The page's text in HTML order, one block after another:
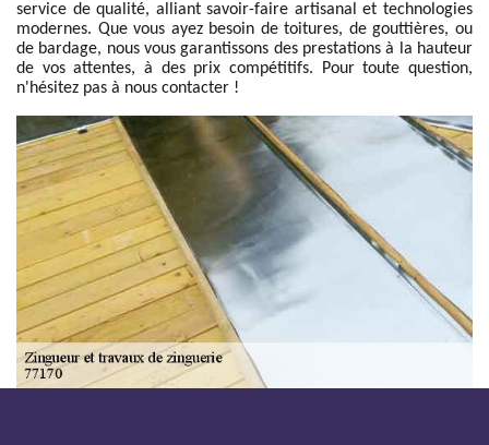
service de qualité, alliant savoir-faire artisanal et technologies
modernes. Que vous ayez besoin de toitures, de gouttières, ou
de bardage, nous vous garantissons des prestations à la hauteur
de vos attentes, à des prix compétitifs. Pour toute question,
n'hésitez pas à nous contacter !